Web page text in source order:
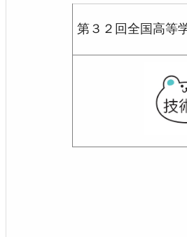
第３２回全国高等